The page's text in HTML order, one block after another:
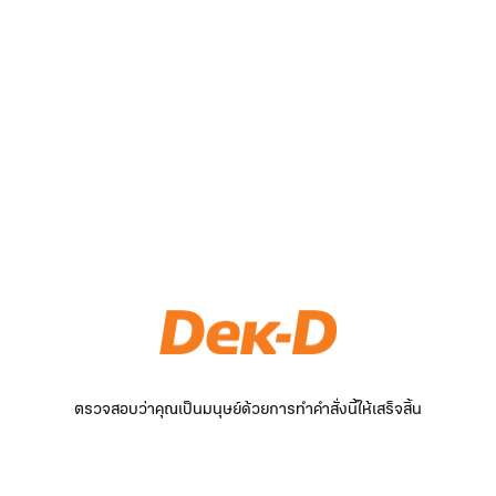
ตรวจสอบว่าคุณเป็นมนุษย์ด้วยการทำคำสั่งนี้ให้เสร็จสิ้น